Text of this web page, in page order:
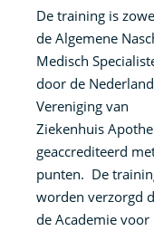
De training is
de Algemene
Medisch
door de
Vereniging van
Ziekenhuis
geaccrediteerd
punten. De
worden verzorgd
de Academie voor